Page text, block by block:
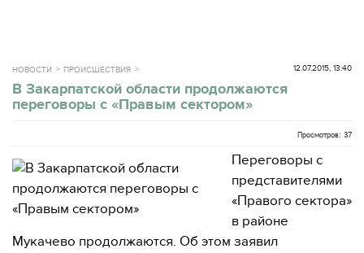
НОВОСТИ ПРОИСШЕСТВИЯ 12.07.2015, 13:40
В Закарпатской области продолжаются
переговоры с «Правым сектором»
Просмотров: 37
Переговоры с
представителями
«Правого сектора»
в районе
Мукачево продолжаются. Об этом заявил